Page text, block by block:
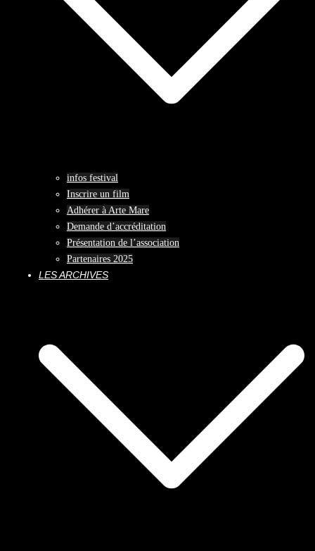
infos festival
Inscrire un film
Adhérer à Arte Mare
Demande d’accréditation
Présentation de l’association
Partenaires 2025
LES ARCHIVES